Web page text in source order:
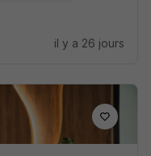
il y a 26 jours